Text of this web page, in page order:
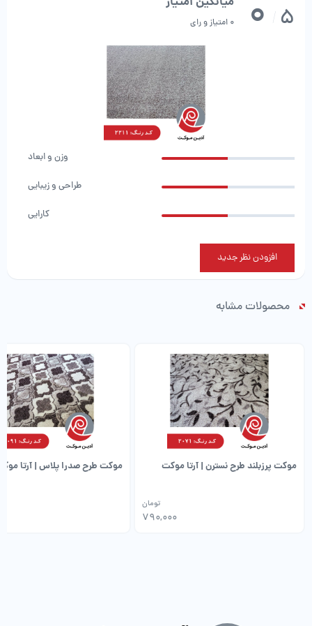
5
0 0 امتیاز و رای
وزن و ابعاد
طراحی و زیبایی
کارایی
افزودن نظر جدید
محصولات مشابه
موکت پرزبلند طرح نسترن | آرتا موکت
790,000
تومان
موکت طرح صدرا پلاس | آرتا